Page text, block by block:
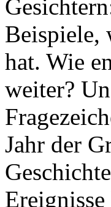
Beispiele,
hat. Wie
weiter?
Jahr der